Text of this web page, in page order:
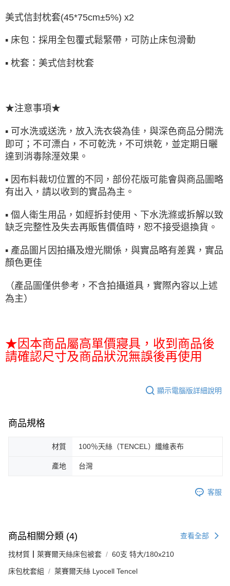
美式信封枕套(45*75cm±5%) x2
▪ 床包：採用全包覆式鬆緊帶，可防止床包滑動
▪ 枕套： 美式信封枕套
★注意事項★
▪ 可水洗或送洗，放入洗衣袋為佳，與深色商品分開洗
即可；不可漂白，不可乾洗，不可烘乾，並定期日曬
達到消毒除溼效果。
▪ 因布料裁切位置的不同，部份花版可能會與商品圖略
有出入，請以收到的實品為主。
▪ 個人衛生用品，如經拆封使用、下水洗滌或拆解以致
缺乏完整性及失去再販售價值時，恕不接受退換貨。
▪ 產品圖片因拍攝及燈光關係，與實品略有差異，實品
顏色更佳
（產品圖僅供參考，不含拍攝道具，實際內容以上述
為主）
★因本商品屬高單價寢具，收到商品後
請確認尺寸及商品狀況無誤後再使用
顯示電腦版詳細說明
商品規格
材質 100％天絲（TENCEL）纖維表布
產地 台灣
客服
商品相關分類 (4) 查看全部
找材質┃萊賽爾天絲床包被套 60支 特大/180x210
床包枕套組 萊賽爾天絲 Lyocell Tencel